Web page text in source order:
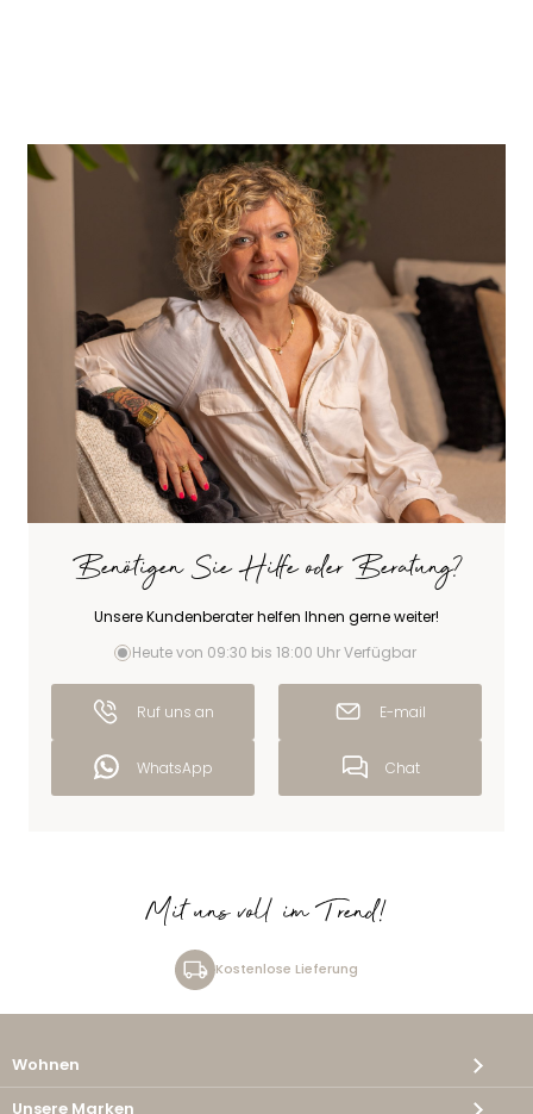
Benötigen Sie Hilfe oder Beratung?
Unsere Kundenberater helfen Ihnen gerne weiter!
Heute von 09:30 bis 18:00 Uhr Verfügbar
Ruf uns an E-mail
WhatsApp Chat
Mit uns voll im Trend!
Kostenlose Lieferung
Wohnen
Unsere Marken